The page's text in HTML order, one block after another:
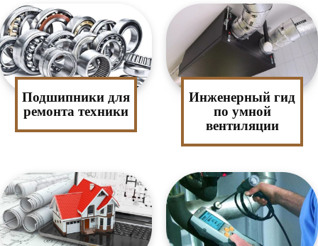
Подшипники для
ремонта техники
Инженерный гид
по умной
вентиляции